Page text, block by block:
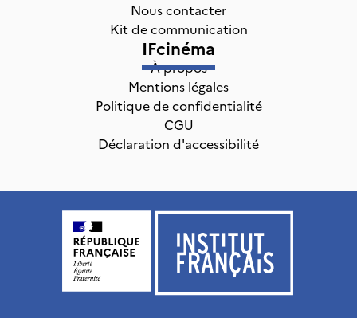
Nous contacter
Kit de communication
IFcinéma
À propos
Mentions légales
Politique de confidentialité
CGU
Déclaration d'accessibilité